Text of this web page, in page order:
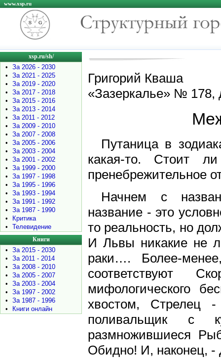
www.xsp.ru
xsp.ru/sh/
•
За 2026 - 2030
•
За 2021 - 2025
•
За 2019 - 2020
•
За 2017 - 2018
•
За 2015 - 2016
•
За 2013 - 2014
•
За 2011 - 2012
•
За 2009 - 2010
•
За 2007 - 2008
•
За 2005 - 2006
•
За 2003 - 2004
•
За 2001 - 2002
•
За 1999 - 2000
•
За 1997 - 1998
•
За 1995 - 1996
•
За 1993 - 1994
•
За 1991 - 1992
•
За 1987 - 1990
•
Критика
•
Телевидение
Книги
•
За 2015 - 2030
•
За 2011 - 2014
•
За 2008 - 2010
•
За 2005 - 2007
•
За 2003 - 2004
•
За 1997 - 2002
•
За 1987 - 1996
•
Книги онлайн
Григорий Кваша
«Зазеркалье» № 178,
Путаница в
какая-то. Стоит
пренебрежительное
Начнем с
название - это
то реальность, но
И Львы никакие не
раки…. Более-
соответствуют
мифологического
хвостом, Стрелец
поливальщик с
размножившиеся
Обидно! И, наконец,